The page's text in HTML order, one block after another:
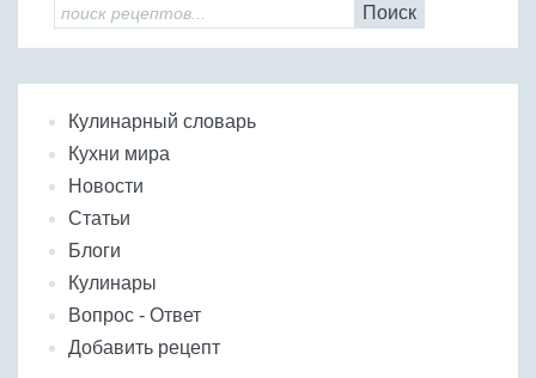
Поиск
Кулинарный словарь
Кухни мира
Новости
Статьи
Блоги
Кулинары
Вопрос - Ответ
Добавить рецепт